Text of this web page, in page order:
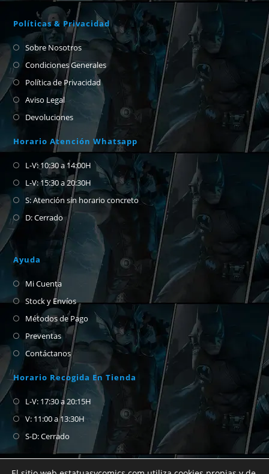
Políticas & Privacidad
Sobre Nosotros
Condiciones Generales
Política de Privacidad
Aviso Legal
Devoluciones
Horario Atención Whatsapp
L-V: 10:30 a 14:00H
L-V: 15:30 a 20:30H
S: Atención sin horario concreto
D: Cerrado
Ayuda
Mi Cuenta
Stock y Envíos
Métodos de Pago
Preventas
Contáctanos
Horario Recogida En Tienda
L-V: 17:30 a 20:15H
V: 11:00 a 13:30H
S-D: Cerrado